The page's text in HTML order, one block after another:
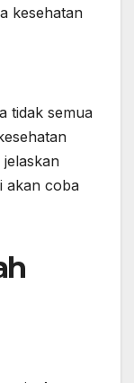
kesehatan
tidak semua
akan coba